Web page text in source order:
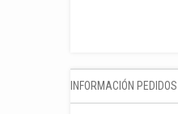
INFORMACIÓN PEDIDOS